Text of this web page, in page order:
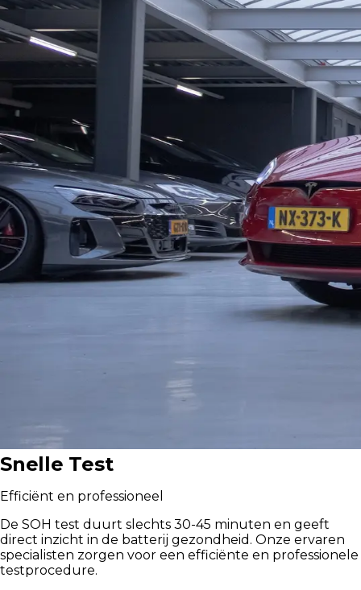
Snelle Test
Efficiënt en professioneel
De SOH test duurt slechts 30-45 minuten en geeft
direct inzicht in de batterij gezondheid. Onze ervaren
specialisten zorgen voor een efficiënte en professionele
testprocedure.